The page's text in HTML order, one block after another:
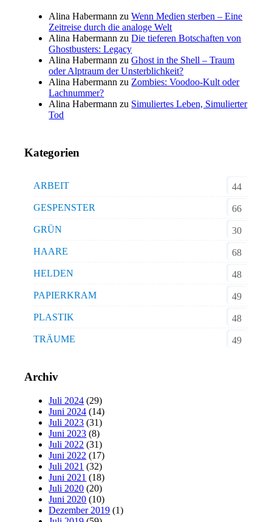
Alina Habermann zuWenn Medien sterben – Eine
Zeitreise durch die analoge Welt
Alina Habermann zuDie tieferen Botschaften von
Ghostbusters: Legacy
Alina Habermann zuGhost in the Shell – Traum
oder Alptraum der Unsterblichkeit?
Alina Habermann zu Zombies: Voodoo-Kult oder
Lachnummer?
Alina Habermann zu Simuliertes Leben, Simulierter
Tod
Kategorien
ARBEIT
44
GESPENSTER
66
GRÜN
30
HAARE
68
HELDEN
48
PAPIERKRAM
49
PLASTIK
48
TRÄUME
49
Archiv
Juli 2024 (29)
Juni 2024 (14)
Juli 2023 (31)
Juni 2023 (8)
Juli 2022 (31)
Juni 2022 (17)
Juli 2021 (32)
Juni 2021 (18)
Juli 2020 (20)
Juni 2020 (10)
Dezember 2019 (1)